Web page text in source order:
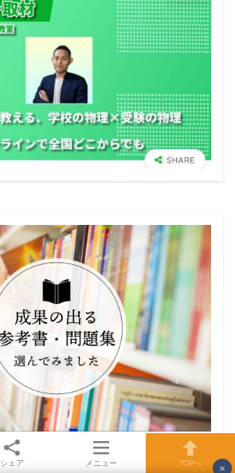
シェア メニュー TOPへ ×